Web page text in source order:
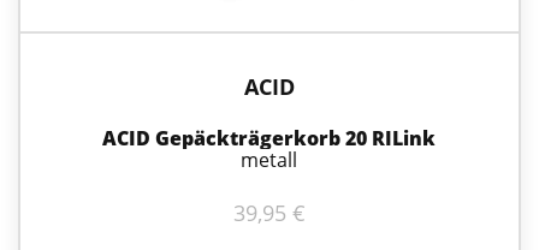
ACID
ACID Gepäckträgerkorb 20 RILink
metall
39,95 €